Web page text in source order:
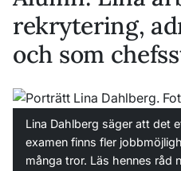
rekrytering,
och som
Lina Dahlberg säger att det
examen finns fler
många tror. Läs hennes råd